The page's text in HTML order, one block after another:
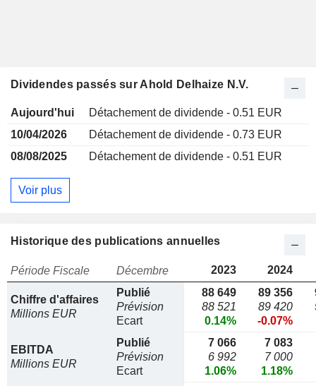
Dividendes passés sur Ahold Delhaize N.V.
Aujourd'hui
Détachement de dividende - 0.51 EUR
10/04/2026
Détachement de dividende - 0.73 EUR
08/08/2025
Détachement de dividende - 0.51 EUR
Voir plus
Historique des publications annuelles
Période Fiscale Décembre 2023 2024
Chiffre d'affaires
Millions EUR
Publié
Prévision
Ecart
88 649
88 521
0.14%
89 356
89 420
-0.07%
EBITDA
Millions EUR
Publié
Prévision
Ecart
7 066
6 992
1.06%
7 083
7 000
1.18%